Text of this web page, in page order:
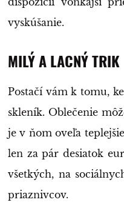
vyskúšanie.
MILÝ A LACNÝ TRIK
Postačí vám k tomu,
skleník. Oblečenie
je v ňom oveľa
len za pár desiatok
všetkých, na
priaznivcov.